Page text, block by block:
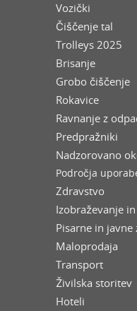
Vozički
Čiščenje tal
Trolleys 2025
Brisanje
Grobo čiščenje
Rokavice
Ravnanje z
Predpražniki
Nadzorovano
Področja
Zdravstvo
Izobraževanje
Pisarne in javne
Maloprodaja
Transport
Živilska storitev
Hoteli